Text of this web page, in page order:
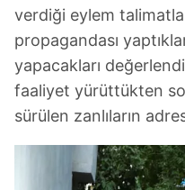
verdiği eylem
propagandası
yapacakları
faaliyet yürüttükten
sürülen zanlıların